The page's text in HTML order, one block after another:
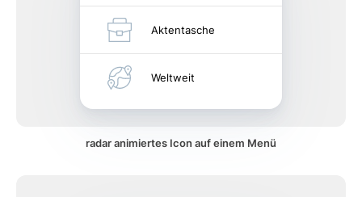
Aktentasche
Weltweit
radar animiertes Icon auf einem Menü